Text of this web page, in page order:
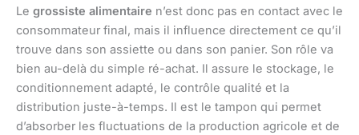
Le grossiste alimentaire n’est donc pas en contact avec le
consommateur final, mais il influence directement ce qu’il
trouve dans son assiette ou dans son panier. Son rôle va
bien au-delà du simple ré-achat. Il assure le stockage, le
conditionnement adapté, le contrôle qualité et la
distribution juste-à-temps. Il est le tampon qui permet
d’absorber les fluctuations de la production agricole et de